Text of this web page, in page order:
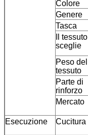
Colore
Genere
Tasca
Il tessuto
sceglie
Peso del
tessuto
Parte di
rinforzo
Mercato
Esecuzione
Cucitura